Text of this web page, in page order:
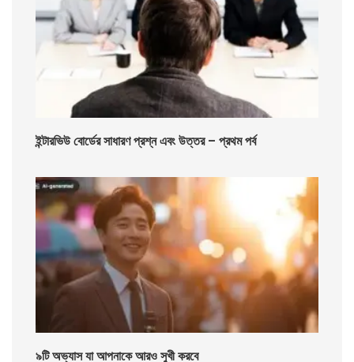
ইন্টারভিউ বোর্ডের সাধারণ প্রশ্ন এবং উত্তর – প্রথম পর্ব
৯টি অভ্যাস যা আপনাকে আরও সুখী করবে